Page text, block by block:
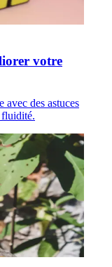
votre
avec des astuces
fluidité.